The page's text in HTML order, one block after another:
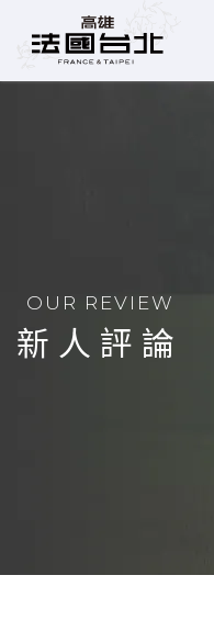
OUR REVIEW
新人評論